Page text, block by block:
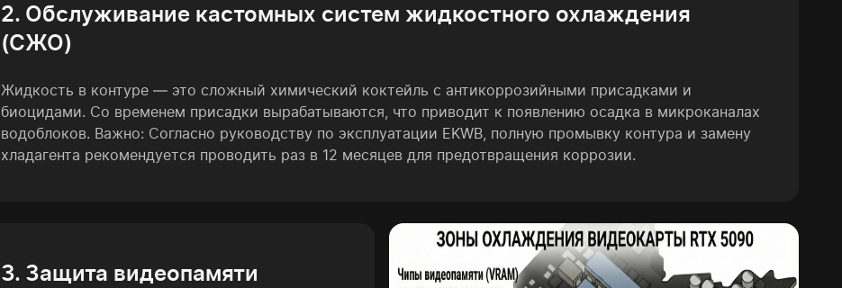
2. Обслуживание кастомных систем жидкостного охлаждения
(СЖО)
Жидкость в контуре — это сложный химический коктейль с антикоррозийными присадками и
биоцидами. Со временем присадки вырабатываются, что приводит к появлению осадка в микроканалах
водоблоков. Важно: Согласно руководству по эксплуатации EKWB, полную промывку контура и замену
хладагента рекомендуется проводить раз в 12 месяцев для предотвращения коррозии.
3. Защита видеопамяти